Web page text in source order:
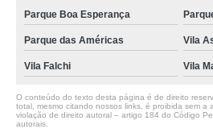
Parque Boa Esperança
Parque das Américas Vila
Vila Falchi Vila
O conteúdo do texto desta página é de direito
total, mesmo citando nossos links, é proibida sem a
violação de direito autoral – artigo 184 do Código
autorais